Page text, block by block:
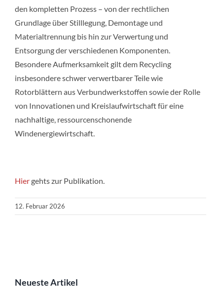
den kompletten Prozess – von der rechtlichen
Grundlage über Stilllegung, Demontage und
Materialtrennung bis hin zur Verwertung und
Entsorgung der verschiedenen Komponenten.
Besondere Aufmerksamkeit gilt dem Recycling
insbesondere schwer verwertbarer Teile wie
Rotorblättern aus Verbundwerkstoffen sowie der Rolle
von Innovationen und Kreislaufwirtschaft für eine
nachhaltige, ressourcenschonende
Windenergiewirtschaft.
Hiergehts zur Publikation.
12. Februar 2026
Neueste Artikel